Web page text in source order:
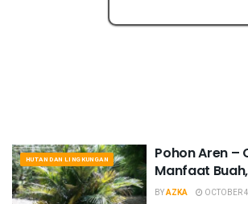
HUTAN DAN LINGKUNGAN
Pohon Aren –
Manfaat
BYAZKA OCTOBER